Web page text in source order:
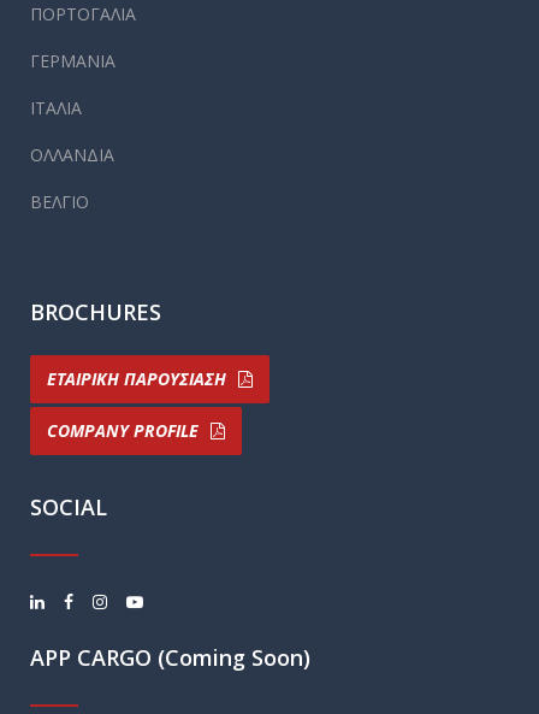
ΠΟΡΤΟΓΑΛΙΑ
ΓΕΡΜΑΝΙΑ
ΙΤΑΛΙΑ
ΟΛΛΑΝΔΙΑ
ΒΕΛΓΙΟ
BROCHURES
ΕΤΑΙΡΙΚΗ ΠΑΡΟΥΣΙΑΣΗ
COMPANY PROFILE
SOCIAL
APP CARGO (Coming Soon)